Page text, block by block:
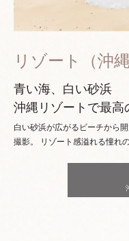
リゾート（沖縄
青い海、白い砂浜
沖縄リゾートで最高
白い砂浜が広がるビーチから
撮影。
リゾート感溢れる憧れ